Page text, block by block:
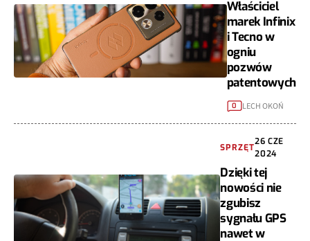
Właściciel
marek Infinix
i Tecno w
ogniu
pozwów
patentowych
0 LECH OKOŃ
SPRZĘT
26 CZE
2024
Dzięki tej
nowości nie
zgubisz
sygnału GPS
nawet w